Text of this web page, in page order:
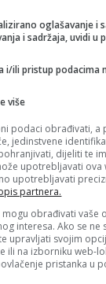
koje
te navijači s
Sop 30/04/2026
predstavio
“Isto smo
klub FK
oglašavanje i
i sadržaja, uvidi u
i/ili pristup podacima
više
podaci obrađivati, a
jedinstvene
dijeliti te
upotrebljavati ova
upotrebljavati
partnera.
obrađivati vaše
interesa. Ako se ne
upravljati svojim
ili na izborniku web-
pristanka u